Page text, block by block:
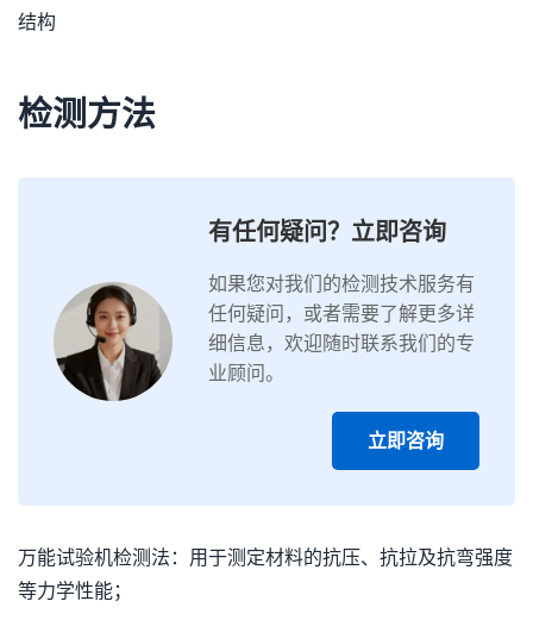
结构
检测方法
有任何疑问？立即咨询
如果您对我们的检测技术服务有
任何疑问，或者需要了解更多详
细信息，欢迎随时联系我们的专
业顾问。
立即咨询
万能试验机检测法：用于测定材料的抗压、抗拉及抗弯强度
等力学性能；